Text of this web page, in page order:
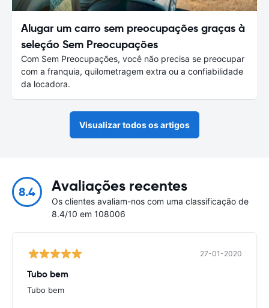
Alugar um carro sem preocupações graças à
seleção Sem Preocupações
Com Sem Preocupações, você não precisa se preocupar
com a franquia, quilometragem extra ou a confiabilidade
da locadora.
Visualizar todos os artigos
8.4 Avaliações recentes
Os clientes avaliam-nos com uma classificação de
8.4/10 em 108006
27-01-2020
Tubo bem
Tubo bem